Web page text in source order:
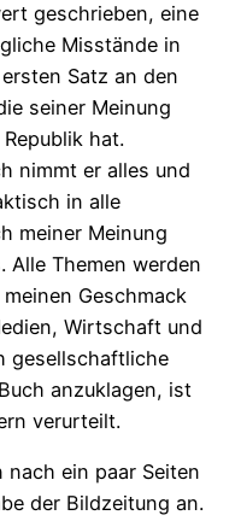
geschrieben, eine
Misstände in
Satz an den
seiner Meinung
hat.
nimmt er alles und
in alle
meiner Meinung
Alle Themen werden
Geschmack
Wirtschaft und
gesellschaftliche
anzuklagen, ist
verurteilt.
ein paar Seiten
der Bildzeitung an.